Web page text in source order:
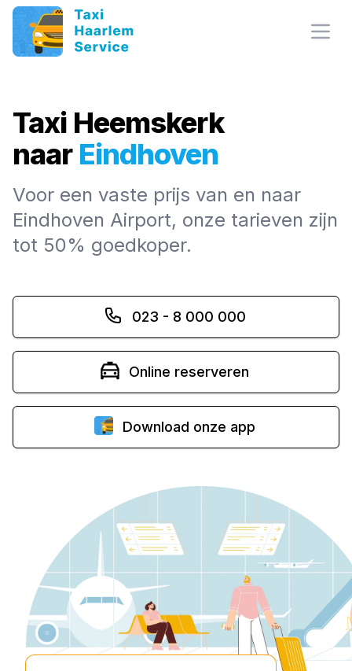
Taxi Heemskerk
naar Eindhoven
Voor een vaste prijs van en naar
Eindhoven Airport, onze tarieven zijn
tot 50% goedkoper.
023 - 8 000 000
Online reserveren
Download onze app